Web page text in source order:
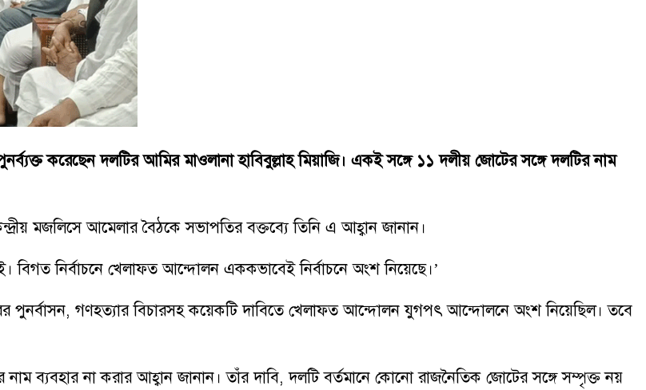
করেছেন দলটির আমির মাওলানা হাবিবুল্লাহ মিয়াজি। একই সঙ্গে ১১ দলীয় জোটের সঙ্গে দলটির নাম
মজলিসে আমেলার বৈঠকে সভাপতির বক্তব্যে তিনি এ আহ্বান জানান।
নির্বাচনে খেলাফত আন্দোলন এককভাবেই নির্বাচনে অংশ নিয়েছে।’
পুনর্বাসন, গণহত্যার বিচারসহ কয়েকটি দাবিতে খেলাফত আন্দোলন যুগপৎ আন্দোলনে অংশ নিয়েছিল। তবে
ব্যবহার না করার আহ্বান জানান। তাঁর দাবি, দলটি বর্তমানে কোনো রাজনৈতিক জোটের সঙ্গে সম্পৃক্ত নয়